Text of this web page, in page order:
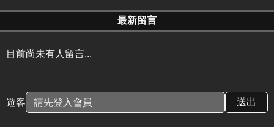
最新留言
目前尚未有人留言...
遊客